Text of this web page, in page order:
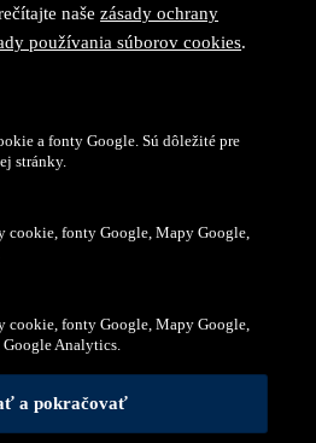
sieťach
pre Vysokú školu technickú a
našezásady ochrany
používania súborov cookies.
a fonty Google. Sú dôležité pre
stránky.
cookie, fonty Google, Mapy Google,
cookie, fonty Google, Mapy Google,
Google Analytics.